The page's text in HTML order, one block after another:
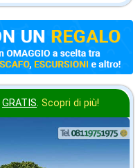
GRATIS. Scopri di più!